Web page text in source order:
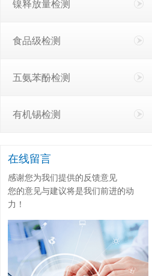
镍释放量检测
食品级检测
五氨苯酚检测
有机锡检测
在线留言
感谢您为我们提供的反馈意见
您的意见与建议将是我们前进的动
力！